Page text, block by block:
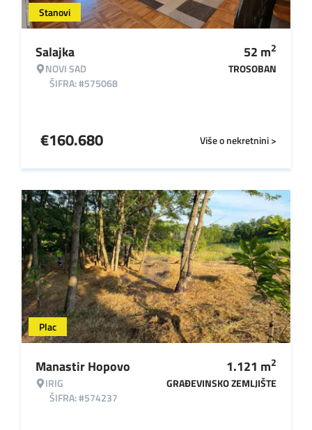
Stanovi
Salajka
NOVI SAD
ŠIFRA: #575068
52 m2
TROSOBAN
Više o nekretnini >
€160.680
Plac
Manastir Hopovo
IRIG
ŠIFRA: #574237
1.121 m2
GRAĐEVINSKO ZEMLJIŠTE